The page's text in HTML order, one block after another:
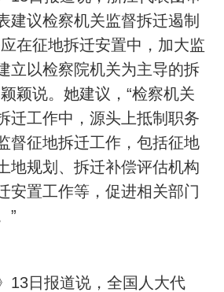
建议检察机关监督拆迁遏制
在征地拆迁安置中，加大监
立以检察院机关为主导的拆
颖说。她建议，“检察机关
迁工作中，源头上抵制职务
督征地拆迁工作，包括征地
地规划、拆迁补偿评估机构
安置工作等，促进相关部门
”
日报道说，全国人大代